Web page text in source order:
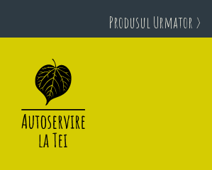
Produsul Urmator >